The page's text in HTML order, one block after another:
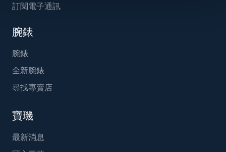
訂閱電子通訊
腕錶
腕錶
全新腕錶
尋找專賣店
寶璣
最新消息